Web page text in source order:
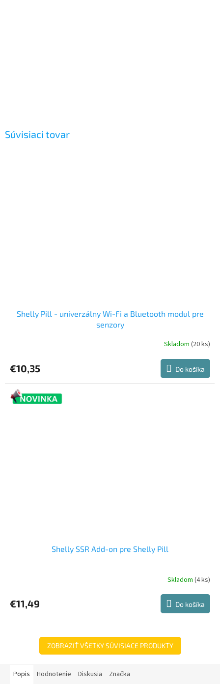
Súvisiaci tovar
Shelly Pill - univerzálny Wi-Fi a Bluetooth modul pre
senzory
Skladom (20 ks)
€10,35 Do košíka
Shelly SSR Add-on pre Shelly Pill
Skladom (4 ks)
€11,49 Do košíka
ZOBRAZIŤ VŠETKY SÚVISIACE PRODUKTY
Popis Hodnotenie Diskusia Značka